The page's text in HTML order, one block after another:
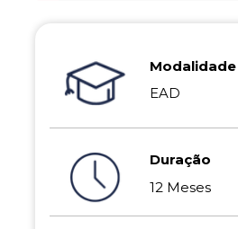
Modalidade
EAD
Duração
12 Meses